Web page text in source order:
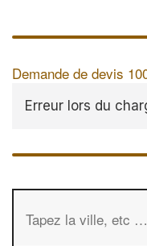
Demande de devis
Erreur lors du